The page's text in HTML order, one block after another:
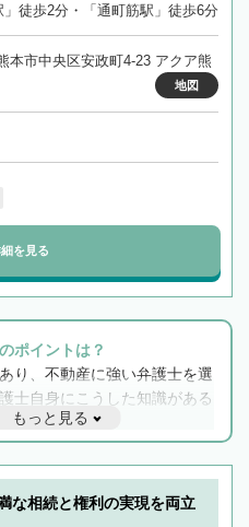
徒歩2分・「通町筋駅」徒歩6分
本市中央区安政町4-23 アクア熊
地図
を見る
ポイントは？
り、不動産に強い弁護士を選
士自身にこうした知識がある
もスムーズに進み、トラブル
続をトータルで任せることが
相続は感情がからむ分野なの
重要です。実際に電話や面談
会話をしてウマが合う方に依
もっと見る
な相続と権利の実現を両立